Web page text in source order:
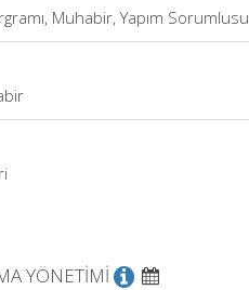
Muhabir, Yapım Sorumlusu
YÖNETİMİ